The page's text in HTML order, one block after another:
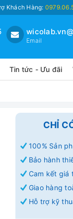
Khách Hàng:
Email
Tin tức - Ưu đãi
CHỈ
100% Sản
Bảo hành
Cam kết giá
Giao hàng
Hỗ trợ kỹ